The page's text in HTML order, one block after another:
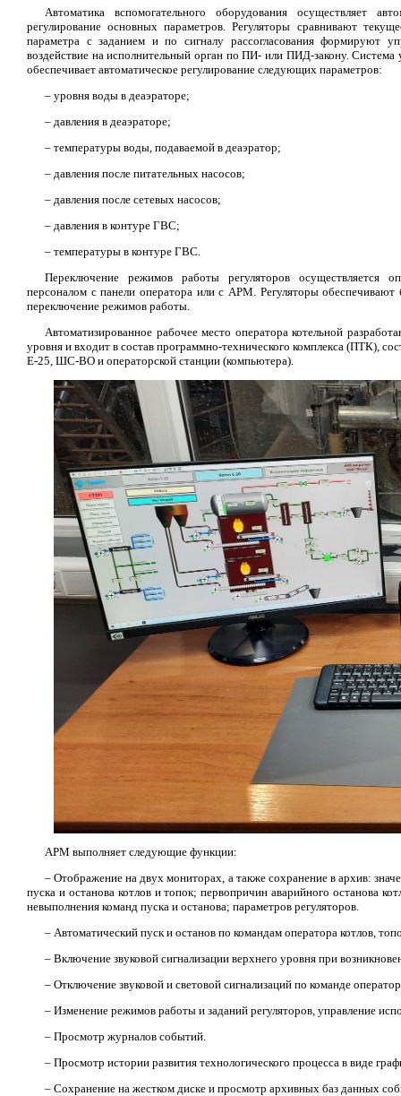
Автоматика вспомогательного оборудования осуществляет
регулирование основных параметров. Регуляторы сравнивают
параметра с заданием и по сигналу рассогласования формируют
воздействие на исполнительный орган по ПИ- или ПИД-закону. Система
обеспечивает автоматическое регулирование следующих параметров:
– уровня воды в деаэраторе;
– давления в деаэраторе;
– температуры воды, подаваемой в деаэратор;
– давления после питательных насосов;
– давления после сетевых насосов;
– давления в контуре ГВС;
– температуры в контуре ГВС.
Переключение режимов работы регуляторов осуществляется
персоналом с панели оператора или с АРМ. Регуляторы обеспечивают
переключение режимов работы.
Автоматизированное рабочее место оператора котельной
уровня и входит в состав программно-технического комплекса
Е-25, ШС-ВО и операторской станции (компьютера).
АРМ выполняет следующие функции:
– Отображение на двух мониторах, а также сохранение в архив:
пуска и останова котлов и топок; первопричин аварийного останова
невыполнения команд пуска и останова; параметров регуляторов.
– Автоматический пуск и останов по командам оператора котлов,
– Включение звуковой сигнализации верхнего уровня при
– Отключение звуковой и световой сигнализаций по команде
– Изменение режимов работы и заданий регуляторов, управление
– Просмотр журналов событий.
– Просмотр истории развития технологического процесса в виде
– Сохранение на жестком диске и просмотр архивных баз данных